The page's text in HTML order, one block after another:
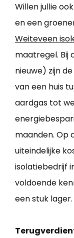
Willen jullie
en een
Weiteveen
maatregel. Bij
nieuwe) zijn
van een huis
aardgas tot
maanden. Op
uiteindelijke
isolatiebedrijf
voldoende
een stuk lager.